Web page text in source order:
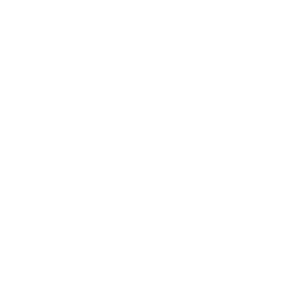
KIEFERN hat das klarste Aroma echter
von Winterwanderungen durch